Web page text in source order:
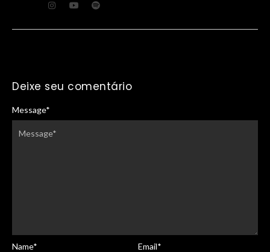
Deixe seu comentário
Message*
Name* Email*